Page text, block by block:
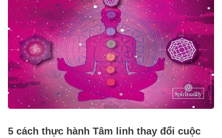
5 cách thực hành Tâm linh thay đổi cuộc